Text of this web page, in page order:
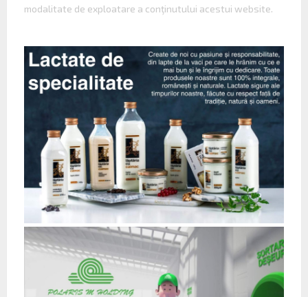
modalitate de exploatare a conţinutului acestui website.